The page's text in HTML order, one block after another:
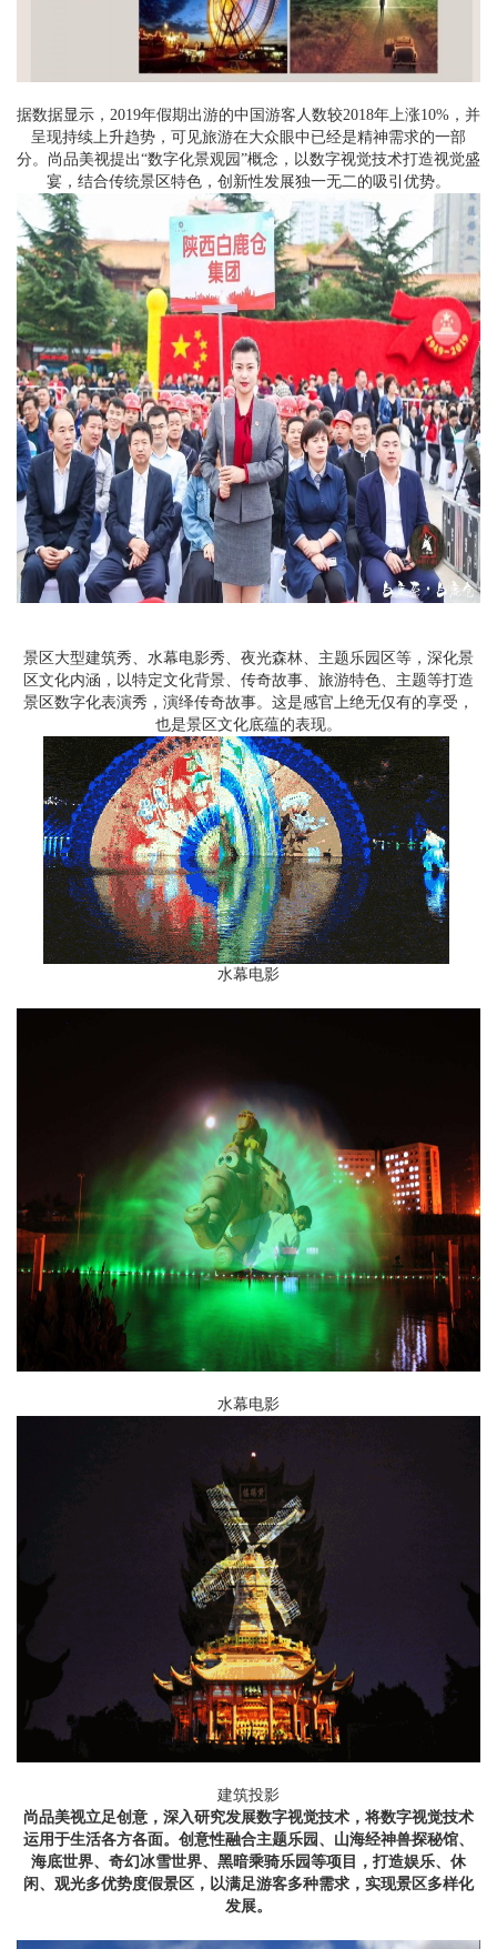
据数据显示，2019年假期出游的中国游客人数较2018年上涨10%，并
呈现持续上升趋势，可见旅游在大众眼中已经是精神需求的一部
分。尚品美视提出“数字化景观园”概念，以数字视觉技术打造视觉盛
宴，结合传统景区特色，创新性发展独一无二的吸引优势。
景区大型建筑秀、水幕电影秀、夜光森林、主题乐园区等，深化景
区文化内涵，以特定文化背景、传奇故事、旅游特色、主题等打造
景区数字化表演秀，演绎传奇故事。这是感官上绝无仅有的享受，
也是景区文化底蕴的表现。
水幕电影
水幕电影
建筑投影
尚品美视立足创意，深入研究发展数字视觉技术，将数字视觉技术
运用于生活各方各面。创意性融合主题乐园、 山海经神兽探秘馆、
海底世界、奇幻冰雪世界、黑暗乘骑乐园等项目，打造娱乐、休
闲、观光多优势度假景区，以满足游客多种需求，实现景区多样化
发展。